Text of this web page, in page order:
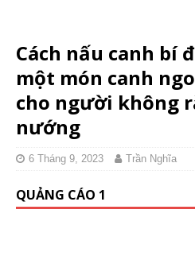
Cách nấu canh bí
một món canh
cho người không
nướng
6 Tháng 9, 2023 Trần Nghĩa
QUẢNG CÁO 1